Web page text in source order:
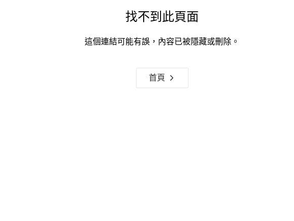
找不到此頁面
這個連結可能有誤，內容已被隱藏或刪除。
首頁